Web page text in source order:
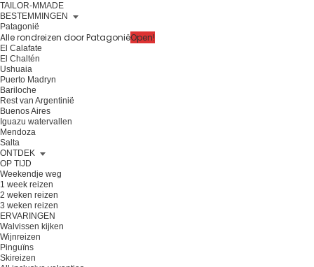
TAILOR-MMADE
BESTEMMINGEN
Patagonië
Alle rondreizen door PatagoniëOpen!
El Calafate
El Chaltén
Ushuaia
Puerto Madryn
Bariloche
Rest van Argentinië
Buenos Aires
Iguazu watervallen
Mendoza
Salta
ONTDEK
OP TIJD
Weekendje weg
1 week reizen
2 weken reizen
3 weken reizen
ERVARINGEN
Walvissen kijken
Wijnreizen
Pinguïns
Skireizen